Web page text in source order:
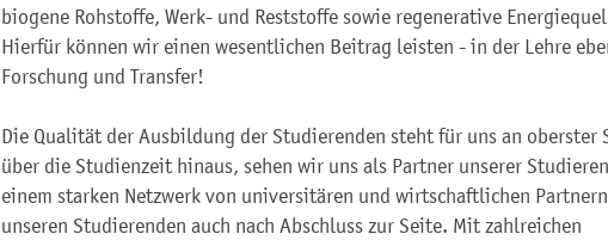
biogene Rohstoffe, Werk- und Reststoffe sowie regenerative
Hierfür können wir einen wesentlichen Beitrag leisten - in der Lehre
Forschung und Transfer!
Die Qualität der Ausbildung der Studierenden steht für uns an oberster
über die Studienzeit hinaus, sehen wir uns als Partner unserer
einem starken Netzwerk von universitären und wirtschaftlichen
unseren Studierenden auch nach Abschluss zur Seite. Mit zahlreichen